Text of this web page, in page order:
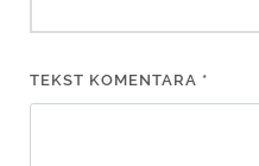
TEKST KOMENTARA *